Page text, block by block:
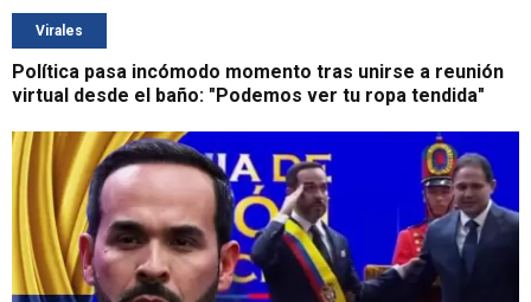
Virales
Política pasa incómodo momento tras unirse a reunión
virtual desde el baño: "Podemos ver tu ropa tendida"